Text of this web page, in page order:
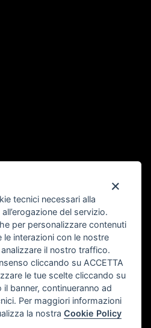
tecnici necessari alla
del servizio.
per personalizzare contenuti
le interazioni con le nostre
il nostro traffico.
cliccando su ACCETTA
le tue scelte cliccando su
il banner, continueranno ad
Per maggiori informazioni
la nostraCookie Policy